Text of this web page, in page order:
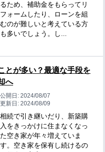
るため、補助金をもらってリ
フォームしたり、ローンを組
むのが難しいと考えている方
も多いでしょう。し...
とが多い？最適な手段を
へ
公開日: 2024/08/07
更新日: 2024/08/09
相続で引き継いだり、新築購
入をきっかけに住まなくなっ
た空き家が年々増えていま
す。空き家を保有し続けるの